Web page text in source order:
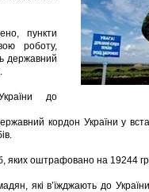
пункти
роботу,
державний
до
кордон України у
яких оштрафовано на 19244
які в’їжджають до